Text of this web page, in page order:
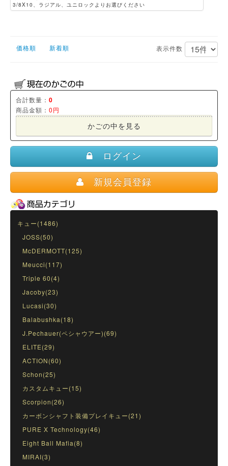
3/8X10、ラジアル、ユニロックよりお選びください
価格順 新着順 表示件数
合計数量： 0
商品金額： 0円
かごの中を見る
ログイン
新規会員登録
キュー(1486)
JOSS(50)
McDERMOTT(125)
Meucci(117)
Triple 60(4)
Jacoby(23)
Lucasi(30)
Balabushka(18)
J.Pechauer(ペシャウアー)(69)
ELITE(29)
ACTION(60)
Schon(25)
カスタムキュー(15)
Scorpion(26)
カーボンシャフト装備プレイキュー(21)
PURE X Technology(46)
Eight Ball Mafia(8)
MIRAI(3)